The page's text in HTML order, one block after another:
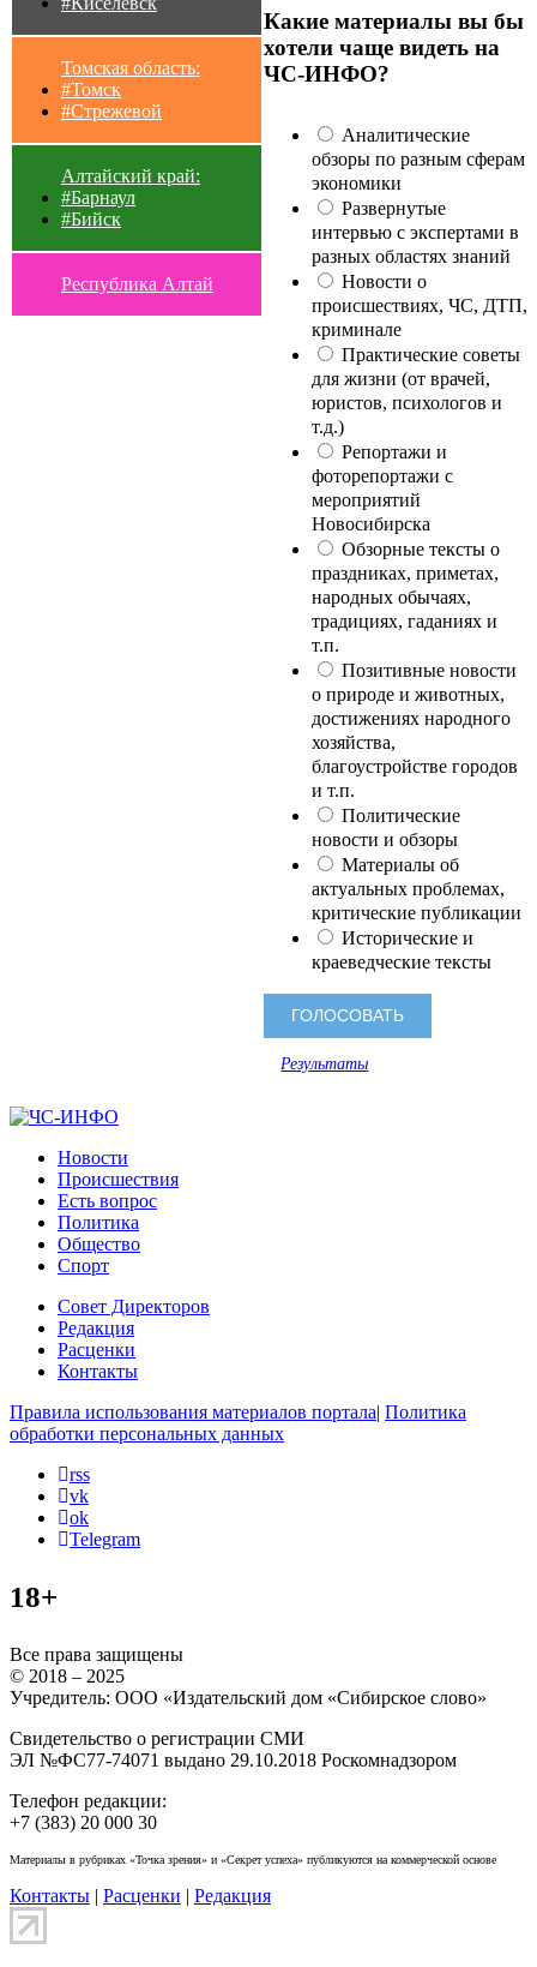
Томская область:
#Томск
#Стрежевой
Алтайский край:
#Барнаул
#Бийск
Республика Алтай
Какие материалы вы бы
хотели чаще видеть на
ЧС-ИНФО?
Аналитические
обзоры по разным сферам
экономики
Развернутые
интервью с экспертами в
разных областях знаний
Новости о
происшествиях, ЧС, ДТП,
криминале
Практические советы
для жизни (от врачей,
юристов, психологов и
т.д.)
Репортажи и
фоторепортажи с
мероприятий
Новосибирска
Обзорные тексты о
праздниках, приметах,
народных обычаях,
традициях, гаданиях и
т.п.
Позитивные новости
о природе и животных,
достижениях народного
хозяйства,
благоустройстве городов
и т.п.
Политические
новости и обзоры
Материалы об
актуальных проблемах,
критические публикации
Исторические и
краеведческие тексты
Результаты
Новости
Происшествия
Есть вопрос
Политика
Общество
Спорт
Совет Директоров
Редакция
Расценки
Контакты
Правила использования материалов портала| Политика
обработки персональных данных
rss
vk
ok
Telegram
18+
Все права защищены
© 2018 – 2025
Учредитель: ООО «Издательский дом «Сибирское слово»
Свидетельство о регистрации СМИ
ЭЛ №ФС77-74071 выдано 29.10.2018 Роскомнадзором
Телефон редакции:
+7 (383) 20 000 30
Материалы в рубриках «Точка зрения» и «Секрет успеха» публикуются на коммерческой основе
Контакты | Расценки | Редакция